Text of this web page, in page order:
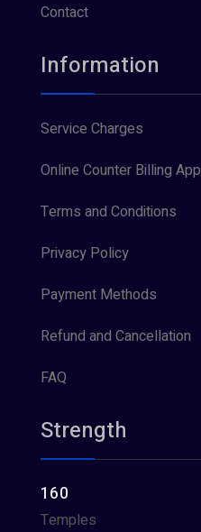
Contact
Information
Service Charges
Online Counter Billing App
Terms and Conditions
Privacy Policy
Payment Methods
Refund and Cancellation
FAQ
Strength
160
Temples